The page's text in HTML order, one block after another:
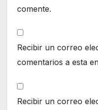
comente.
Recibir un correo
comentarios a esta
Recibir un correo